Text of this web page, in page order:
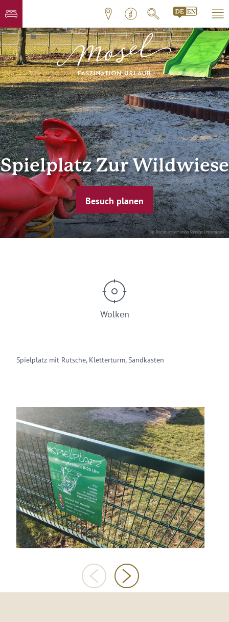
© Tourist-Information Sonnige Untermosel
Spielplatz Zur Wildwiese
Besuch planen
Wolken
Spielplatz mit Rutsche, Kletterturm, Sandkasten